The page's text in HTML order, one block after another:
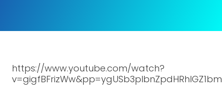
https://www.youtube.com/watch?